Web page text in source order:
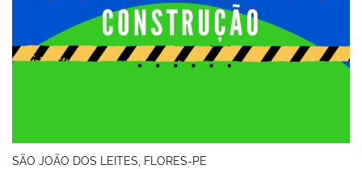
SÃO JOÃO DOS LEITES, FLORES-PE